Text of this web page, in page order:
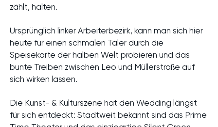
zählt, halten.
Ursprünglich linker Arbeiterbezirk, kann man sich hier
heute für einen schmalen Taler durch die
Speisekarte der halben Welt probieren und das
bunte Treiben zwischen Leo und Müllerstraße auf
sich wirken lassen.
Die Kunst- & Kulturszene hat den Wedding längst
für sich entdeckt: Stadtweit bekannt sind das Prime